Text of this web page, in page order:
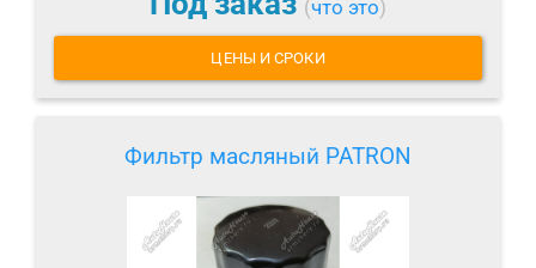
(что это)
ЦЕНЫ И СРОКИ
Фильтр масляный PATRON